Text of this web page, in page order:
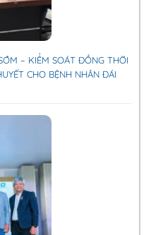
– KIỂM SOÁT ĐỒNG THỜI
CHO BỆNH NHÂN ĐÁI